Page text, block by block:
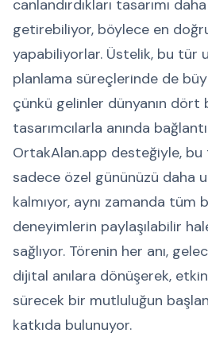
canlandırdıkları tasarımı
getirebiliyor, böylece en
yapabiliyorlar. Üstelik, bu tür
planlama süreçlerinde de
çünkü gelinler dünyanın dört
tasarımcılarla anında
OrtakAlan.app desteğiyle,
sadece özel gününüzü daha
kalmıyor, aynı zamanda tüm
deneyimlerin paylaşılabilir
sağlıyor. Törenin her anı,
dijital anılara dönüşerek,
sürecek bir mutluluğun
katkıda bulunuyor.